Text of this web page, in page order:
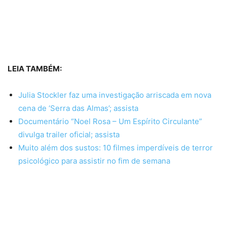
LEIA TAMBÉM:
Julia Stockler faz uma investigação arriscada em nova
cena de ‘Serra das Almas’; assista
Documentário “Noel Rosa – Um Espírito Circulante”
divulga trailer oficial; assista
Muito além dos sustos: 10 filmes imperdíveis de terror
psicológico para assistir no fim de semana